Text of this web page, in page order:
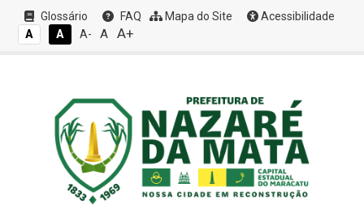
Glossário FAQ Mapa do Site
Acessibilidade
A
A A- A A+